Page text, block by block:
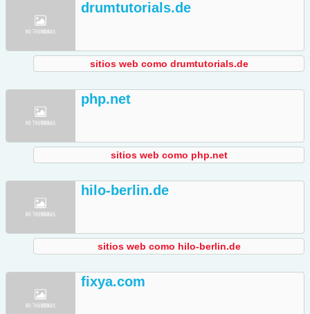
drumtutorials.de
sitios web como drumtutorials.de
php.net
sitios web como php.net
hilo-berlin.de
sitios web como hilo-berlin.de
fixya.com